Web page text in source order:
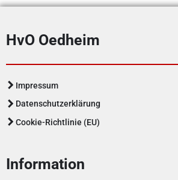
HvO Oedheim
Impressum
Datenschutzerklärung
Cookie-Richtlinie (EU)
Information